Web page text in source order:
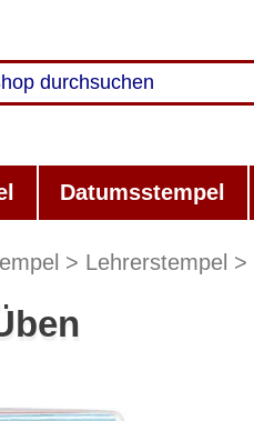
Datumsstempel
Lehrerstempel